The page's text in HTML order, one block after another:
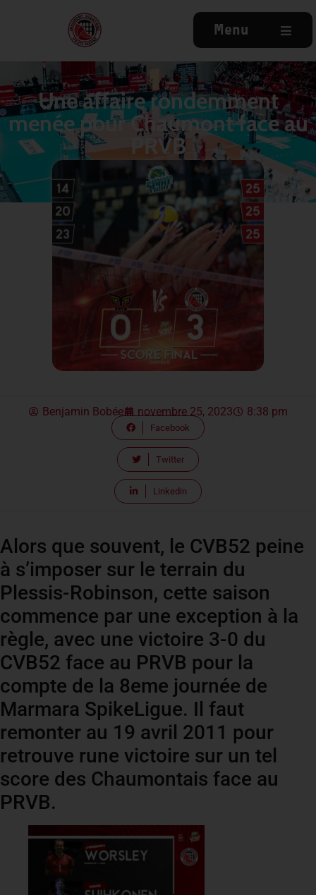
Menu
Une affaire rondemment
menée pour Chaumont face au
PRVB
Benjamin Bobée novembre 25, 2023 8:38 pm
Facebook
Twitter
Linkedin
Alors que souvent, le CVB52 peine
à s’imposer sur le terrain du
Plessis-Robinson, cette saison
commence par une exception à la
règle, avec une victoire 3-0 du
CVB52 face au PRVB pour la
compte de la 8eme journée de
Marmara SpikeLigue. Il faut
remonter au 19 avril 2011 pour
retrouve rune victoire sur un tel
score des Chaumontais face au
PRVB.